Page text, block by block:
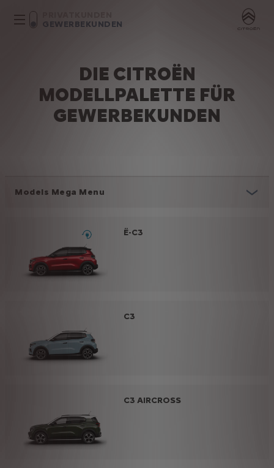
GEWERBEKUNDEN
DIE CITROËN
MODELLPALETTE FÜR
GEWERBEKUNDEN
Models Mega Menu
Ë-C3
C3
C3 AIRCROSS